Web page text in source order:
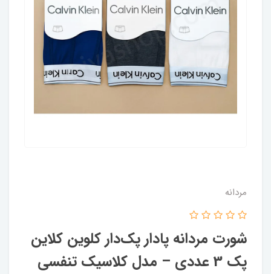
مردانه
شورت مردانه پادار پک‌دار کلوین کلاین
پک 3 عددی – مدل کلاسیک تنفسی